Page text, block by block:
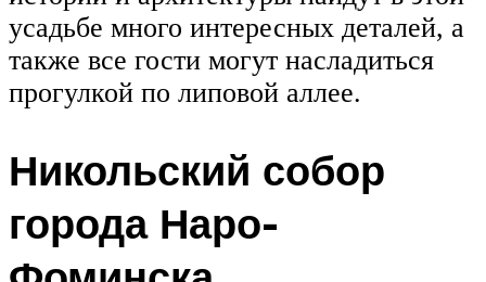
усадьбе много интересных деталей, а
также все гости могут насладиться
прогулкой по липовой аллее.
Никольский собор
города Наро-